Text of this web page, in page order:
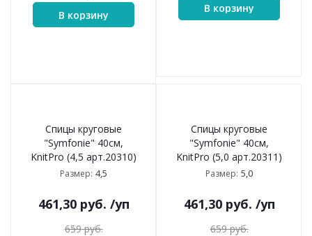
В корзину
В корзину
Спицы круговые
"Symfonie" 40см,
KnitPro (4,5 арт.20310)
Размер: 4,5
461,30руб. /уп
659руб.
Спицы круговые
"Symfonie" 40см,
KnitPro (5,0 арт.20311)
Размер: 5,0
461,30руб. /уп
659руб.